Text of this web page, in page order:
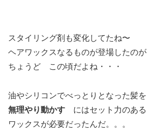
スタイリング剤も変化してたね〜
ヘアワックスなるものが登場したのが
ちょうど この頃だよね・・・
油やシリコンでべっとりとなった髪を
無理やり動かす にはセット力のある
ワックスが必要だったんだ。。。